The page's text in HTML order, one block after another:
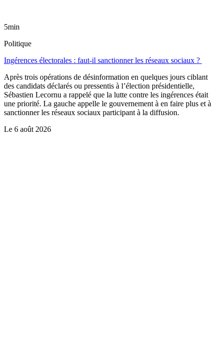
5min
Politique
Ingérences électorales : faut-il sanctionner les réseaux sociaux ?
Après trois opérations de désinformation en quelques jours ciblant
des candidats déclarés ou pressentis à l’élection présidentielle,
Sébastien Lecornu a rappelé que la lutte contre les ingérences était
une priorité. La gauche appelle le gouvernement à en faire plus et à
sanctionner les réseaux sociaux participant à la diffusion.
Le 6 août 2026